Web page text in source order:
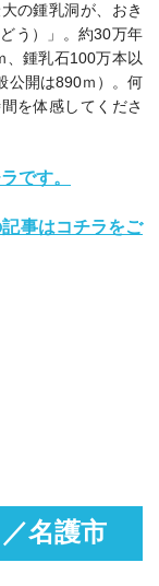
の鍾乳洞が、おき
う）」。約30万年
、鍾乳石100万本以
公開は890ｍ）。何
を体感してくださ
です。
事はコチラをご
名護市